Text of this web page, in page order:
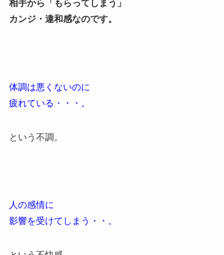
相手から「もらってしまう」
カンジ・違和感なのです。
体調は悪くないのに
疲れている・・・。
という不調。
人の感情に
影響を受けてしまう・・。